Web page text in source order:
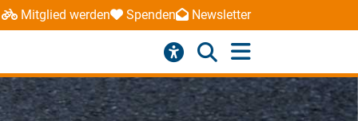
Mitglied werden Spenden Newsletter